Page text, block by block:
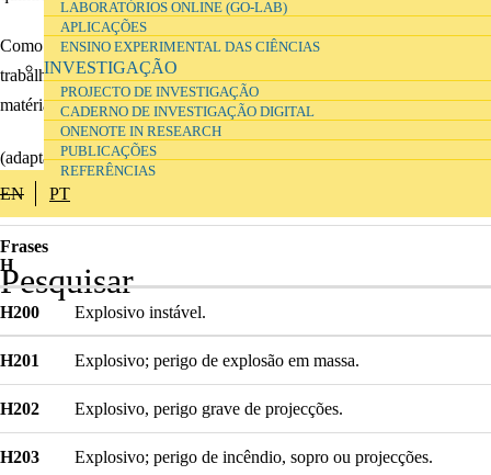
LABORATÓRIOS ONLINE (GO-LAB)
APLICAÇÕES
ENSINO EXPERIMENTAL DAS CIÊNCIAS
INVESTIGAÇÃO
PROJECTO DE INVESTIGAÇÃO
CADERNO DE INVESTIGAÇÃO DIGITAL
ONENOTE IN RESEARCH
PUBLICAÇÕES
REFERÊNCIAS
EN PT
Como professor, ao abrigo da legislação relativa à proteção dos
trabalhadores, pode solicitar ao seu empregador formação nesta
matéria.
(adaptado de ECHA, 2016,https://echa.europa.eu/use-chemicals-
safely-at-work/read-the-safety-data-sheets
Frases
H
H200 Explosivo instável.
H201 Explosivo; perigo de explosão em massa.
H202 Explosivo, perigo grave de projecções.
H203 Explosivo; perigo de incêndio, sopro ou projecções.